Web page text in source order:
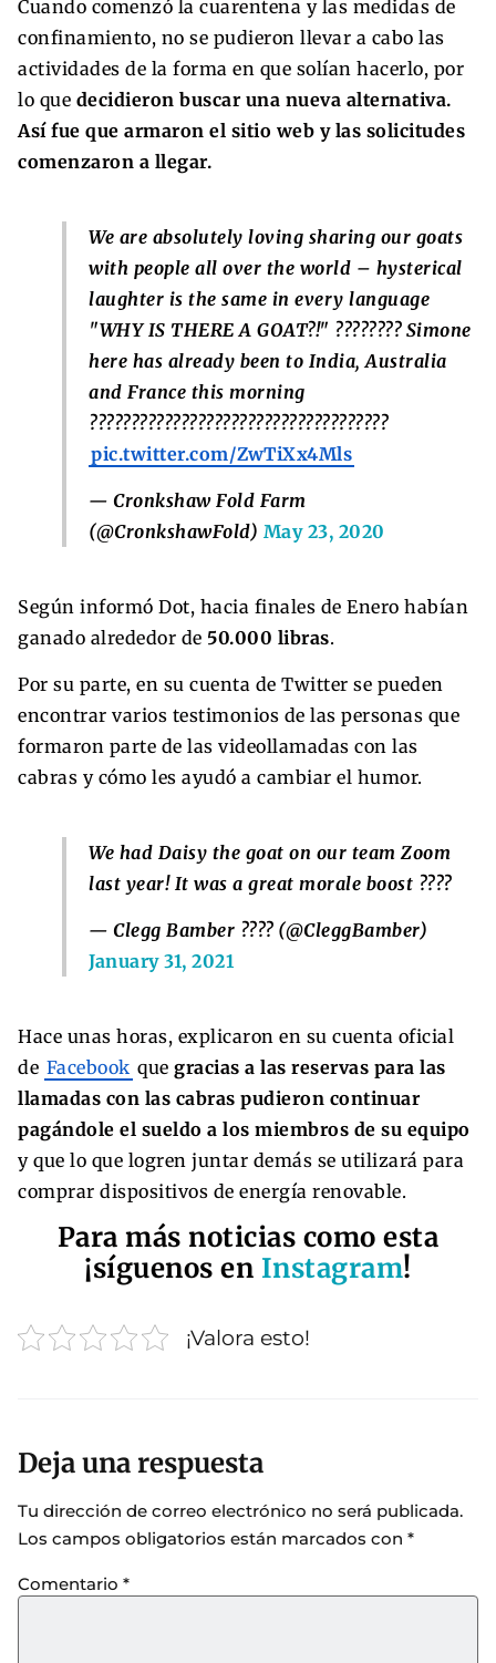
Cuando comenzó la cuarentena y las medidas de
confinamiento, no se pudieron llevar a cabo las
actividades de la forma en que solían hacerlo, por
lo que decidieron buscar una nueva alternativa.
Así fue que armaron el sitio web y las solicitudes
comenzaron a llegar.
We are absolutely loving sharing our goats
with people all over the world – hysterical
laughter is the same in every language
"WHY IS THERE A GOAT?!" ???????? Simone
here has already been to India, Australia
and France this morning
????????????????????????????????????
pic.twitter.com/ZwTiXx4Mls
— Cronkshaw Fold Farm
(@CronkshawFold) May 23, 2020
Según informó Dot, hacia finales de Enero habían
ganado alrededor de 50.000 libras.
Por su parte, en su cuenta de Twitter se pueden
encontrar varios testimonios de las personas que
formaron parte de las videollamadas con las
cabras y cómo les ayudó a cambiar el humor.
We had Daisy the goat on our team Zoom
last year! It was a great morale boost ????
— Clegg Bamber ???? (@CleggBamber)
January 31, 2021
Hace unas horas, explicaron en su cuenta oficial
de Facebook que gracias a las reservas para las
llamadas con las cabras pudieron continuar
pagándole el sueldo a los miembros de su equipo
y que lo que logren juntar demás se utilizará para
comprar dispositivos de energía renovable.
Para más noticias como esta
¡síguenos en Instagram!
¡Valora esto!
Deja una respuesta
Tu dirección de correo electrónico no será publicada.
Los campos obligatorios están marcados con *
Comentario *